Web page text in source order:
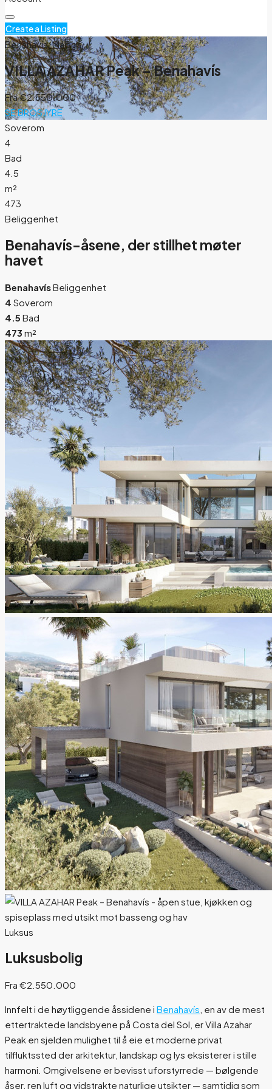
Create a Listing
Benahavís, Málaga
VILLA AZAHAR Peak – Benahavís
Fra€2.550.000
SE BROSJYRE
Soverom
4
Bad
4.5
m²
473
Beliggenhet
Benahavís-åsene, der stillhet møter
havet
BenahavísBeliggenhet
4 Soverom
4.5 Bad
473 m²
Luksus
Luksusbolig
Fra €2.550.000
Innfelt i de høytliggende åssidene i Benahavís , en av de mest
ettertraktede landsbyene på Costa del Sol, er Villa Azahar
Peak en sjelden mulighet til å eie et moderne privat
tilfluktssted der arkitektur, landskap og lys eksisterer i stille
harmoni. Omgivelsene er bevisst uforstyrrede — bølgende
åser, ren luft og vidstrakte naturlige utsikter — samtidig som